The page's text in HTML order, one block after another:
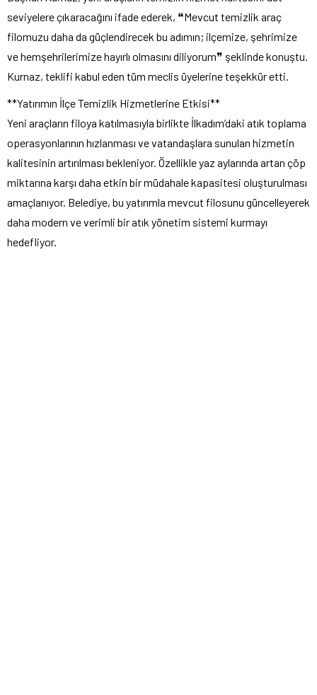
seviyelere çıkaracağını ifade ederek, ❝Mevcut temizlik araç
filomuzu daha da güçlendirecek bu adımın; ilçemize, şehrimize
ve hemşehrilerimize hayırlı olmasını diliyorum❞ şeklinde konuştu.
Kurnaz, teklifi kabul eden tüm meclis üyelerine teşekkür etti.
**Yatırımın İlçe Temizlik Hizmetlerine Etkisi**
Yeni araçların filoya katılmasıyla birlikte İlkadım’daki atık toplama
operasyonlarının hızlanması ve vatandaşlara sunulan hizmetin
kalitesinin artırılması bekleniyor. Özellikle yaz aylarında artan çöp
miktarına karşı daha etkin bir müdahale kapasitesi oluşturulması
amaçlanıyor. Belediye, bu yatırımla mevcut filosunu güncelleyerek
daha modern ve verimli bir atık yönetim sistemi kurmayı
hedefliyor.